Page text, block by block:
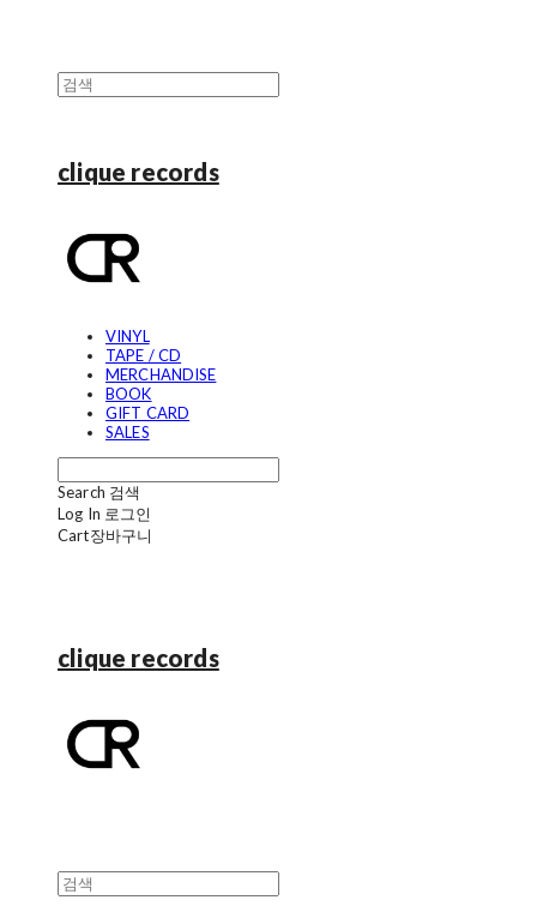
clique records
VINYL
TAPE / CD
MERCHANDISE
BOOK
GIFT CARD
SALES
Search 검색
Log In 로그인
Cart장바구니
clique records